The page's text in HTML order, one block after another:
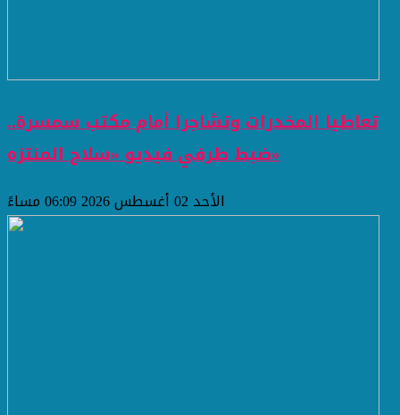
تعاطيا المخدرات وتشاجرا أمام مكتب سمسرة..
ضبط طرفي فيديو «سلاح المنتزه»
الأحد 02 أغسطس 2026 06:09 مساءً